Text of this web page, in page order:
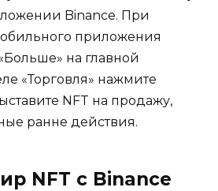
Binance. При
приложения
на главной
«Торговля» нажмите
NFT на продажу,
ранне действия.
NFT с Binance